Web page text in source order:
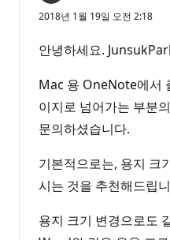
2018년 1월 19일 오전 2:18
안녕하세요.
Mac 용 OneNote에서
이지로 넘어가는 부분
문의하셨습니다.
기본적으로는, 용지 크
시는 것을 추천해드립
용지 크기 변경으로도